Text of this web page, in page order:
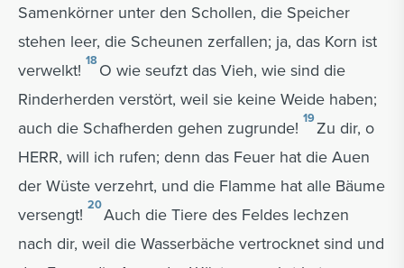
Samenkörner unter den Schollen, die Speicher
stehen leer, die Scheunen zerfallen; ja, das Korn ist
verwelkt! 18 O wie seufzt das Vieh, wie sind die
Rinderherden verstört, weil sie keine Weide haben;
auch die Schafherden gehen zugrunde! 19Zu dir, o
HERR, will ich rufen; denn das Feuer hat die Auen
der Wüste verzehrt, und die Flamme hat alle Bäume
versengt! 20Auch die Tiere des Feldes lechzen
nach dir, weil die Wasserbäche vertrocknet sind und